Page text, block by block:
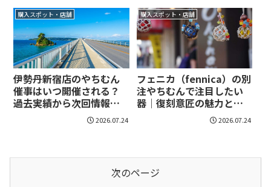
購入スポット・店舗
伊勢丹新宿店のやちむん
催事はいつ開催される？
過去実績から次回情報の
探し方まで整理！ 2026.07.24
購入スポット・店舗
フェニカ（fennica）の別
注やちむんで注目したい
器｜復刻意匠の魅力と選
2026.07.24
次のページ